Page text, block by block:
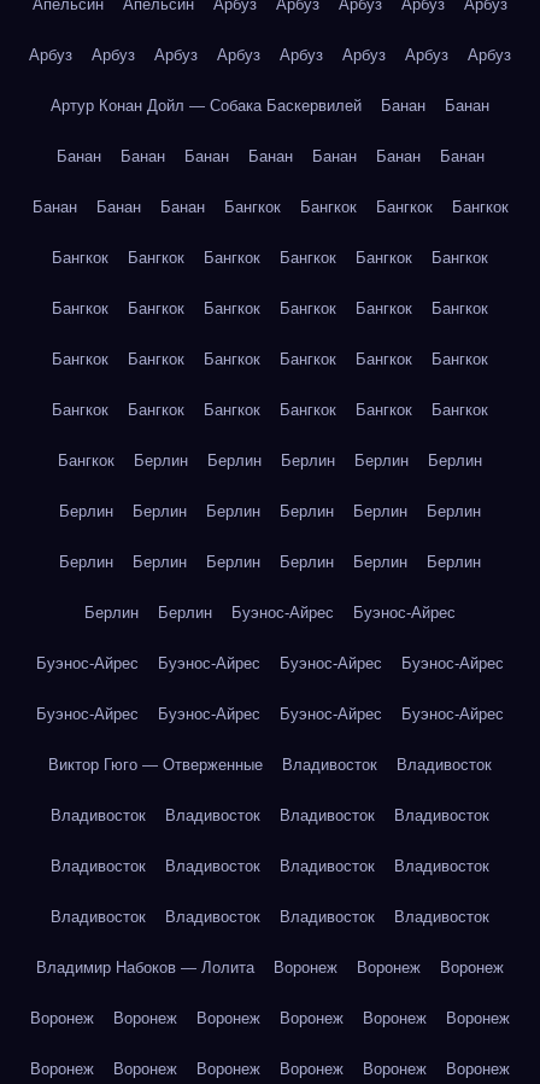
Апельсин Апельсин Арбуз Арбуз Арбуз Арбуз Арбуз
Арбуз Арбуз Арбуз Арбуз Арбуз Арбуз Арбуз Арбуз
Артур Конан Дойл — Собака Баскервилей Банан Банан
Банан Банан Банан Банан Банан Банан Банан
Банан Банан Банан Бангкок Бангкок Бангкок Бангкок
Бангкок Бангкок Бангкок Бангкок Бангкок Бангкок
Бангкок Бангкок Бангкок Бангкок Бангкок Бангкок
Бангкок Бангкок Бангкок Бангкок Бангкок Бангкок
Бангкок Бангкок Бангкок Бангкок Бангкок Бангкок
Бангкок Берлин Берлин Берлин Берлин Берлин
Берлин Берлин Берлин Берлин Берлин Берлин
Берлин Берлин Берлин Берлин Берлин Берлин
Берлин Берлин Буэнос-Айрес Буэнос-Айрес
Буэнос-Айрес Буэнос-Айрес Буэнос-Айрес Буэнос-Айрес
Буэнос-Айрес Буэнос-Айрес Буэнос-Айрес Буэнос-Айрес
Виктор Гюго — Отверженные Владивосток Владивосток
Владивосток Владивосток Владивосток Владивосток
Владивосток Владивосток Владивосток Владивосток
Владивосток Владивосток Владивосток Владивосток
Владимир Набоков — Лолита Воронеж Воронеж Воронеж
Воронеж Воронеж Воронеж Воронеж Воронеж Воронеж
Воронеж Воронеж Воронеж Воронеж Воронеж Воронеж